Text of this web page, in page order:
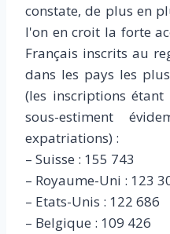
constate, de plus en
l'on en croit la forte
Français inscrits au
dans les pays les
(les inscriptions étant
sous-estiment
expatriations) :
– Suisse : 155 743
– Royaume-Uni : 123
– Etats-Unis : 122 686
– Belgique : 109 426